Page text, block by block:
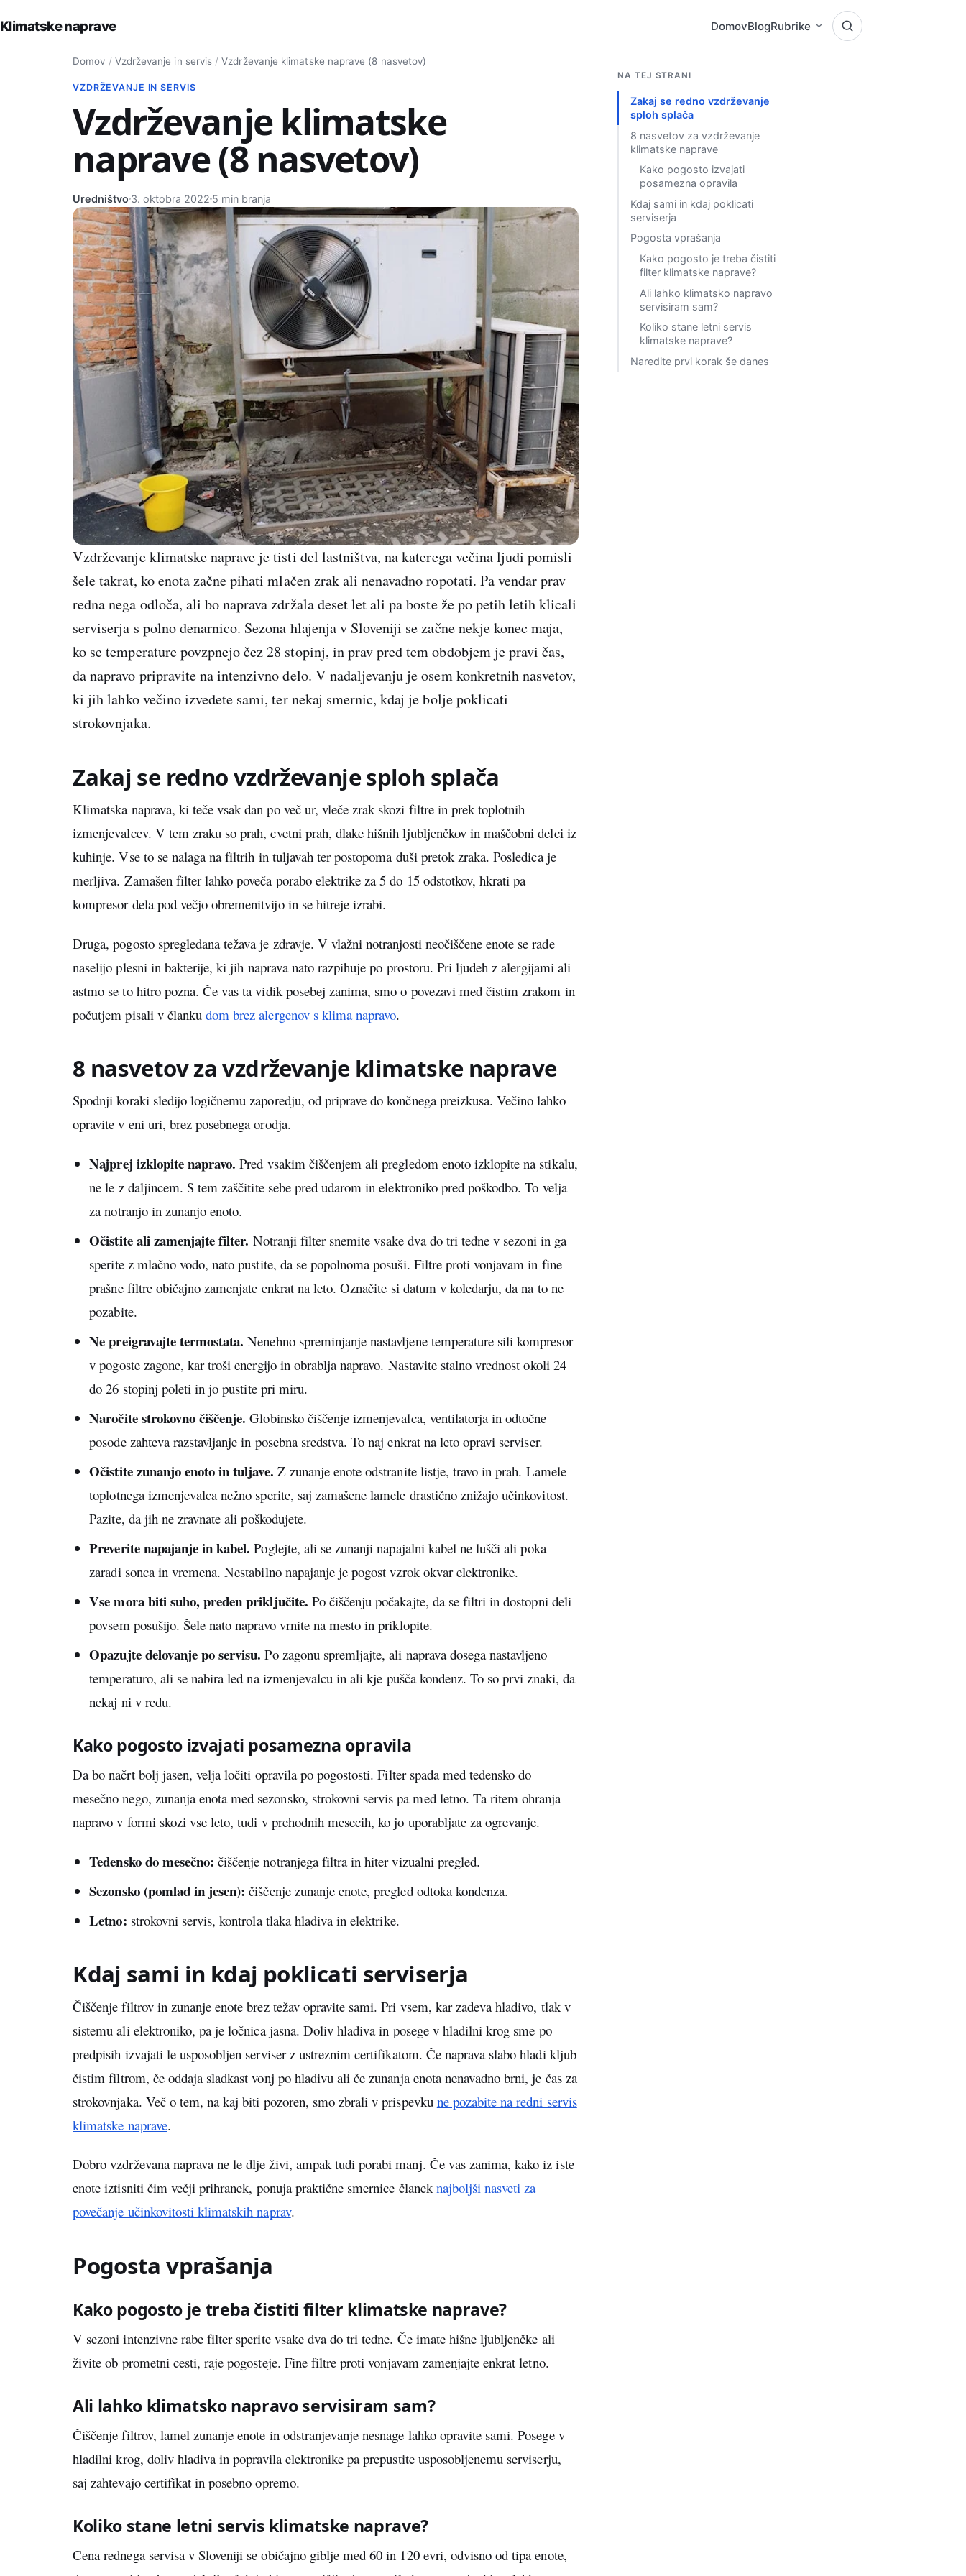
Klimatske naprave DomovBlogRubrike
Iskanje po strani
Domov / Vzdrževanje in servis /Vzdrževanje klimatske naprave (8 nasvetov)
VZDRŽEVANJE IN SERVIS
Vzdrževanje klimatske
naprave (8 nasvetov)
Uredništvo 3. oktobra 2022 5 min branja
Vzdrževanje klimatske naprave je tisti del lastništva, na katerega večina ljudi pomisli
šele takrat, ko enota začne pihati mlačen zrak ali nenavadno ropotati. Pa vendar prav
redna nega odloča, ali bo naprava zdržala deset let ali pa boste že po petih letih klicali
serviserja s polno denarnico. Sezona hlajenja v Sloveniji se začne nekje konec maja,
ko se temperature povzpnejo čez 28 stopinj, in prav pred tem obdobjem je pravi čas,
da napravo pripravite na intenzivno delo. V nadaljevanju je osem konkretnih nasvetov,
ki jih lahko večino izvedete sami, ter nekaj smernic, kdaj je bolje poklicati
strokovnjaka.
Zakaj se redno vzdrževanje sploh splača
Klimatska naprava, ki teče vsak dan po več ur, vleče zrak skozi filtre in prek toplotnih
izmenjevalcev. V tem zraku so prah, cvetni prah, dlake hišnih ljubljenčkov in maščobni delci iz
kuhinje. Vse to se nalaga na filtrih in tuljavah ter postopoma duši pretok zraka. Posledica je
merljiva. Zamašen filter lahko poveča porabo elektrike za 5 do 15 odstotkov, hkrati pa
kompresor dela pod večjo obremenitvijo in se hitreje izrabi.
Druga, pogosto spregledana težava je zdravje. V vlažni notranjosti neočiščene enote se rade
naselijo plesni in bakterije, ki jih naprava nato razpihuje po prostoru. Pri ljudeh z alergijami ali
astmo se to hitro pozna. Če vas ta vidik posebej zanima, smo o povezavi med čistim zrakom in
počutjem pisali v člankudom brez alergenov s klima napravo.
8 nasvetov za vzdrževanje klimatske naprave
Spodnji koraki sledijo logičnemu zaporedju, od priprave do končnega preizkusa. Večino lahko
opravite v eni uri, brez posebnega orodja.
Najprej izklopite napravo. Pred vsakim čiščenjem ali pregledom enoto izklopite na stikalu,
ne le z daljincem. S tem zaščitite sebe pred udarom in elektroniko pred poškodbo. To velja
za notranjo in zunanjo enoto.
Očistite ali zamenjajte filter. Notranji filter snemite vsake dva do tri tedne v sezoni in ga
sperite z mlačno vodo, nato pustite, da se popolnoma posuši. Filtre proti vonjavam in fine
prašne filtre običajno zamenjate enkrat na leto. Označite si datum v koledarju, da na to ne
pozabite.
Ne preigravajte termostata. Nenehno spreminjanje nastavljene temperature sili kompresor
v pogoste zagone, kar troši energijo in obrablja napravo. Nastavite stalno vrednost okoli 24
do 26 stopinj poleti in jo pustite pri miru.
Naročite strokovno čiščenje. Globinsko čiščenje izmenjevalca, ventilatorja in odtočne
posode zahteva razstavljanje in posebna sredstva. To naj enkrat na leto opravi serviser.
Očistite zunanjo enoto in tuljave. Z zunanje enote odstranite listje, travo in prah. Lamele
toplotnega izmenjevalca nežno sperite, saj zamašene lamele drastično znižajo učinkovitost.
Pazite, da jih ne zravnate ali poškodujete.
Preverite napajanje in kabel. Poglejte, ali se zunanji napajalni kabel ne lušči ali poka
zaradi sonca in vremena. Nestabilno napajanje je pogost vzrok okvar elektronike.
Vse mora biti suho, preden priključite. Po čiščenju počakajte, da se filtri in dostopni deli
povsem posušijo. Šele nato napravo vrnite na mesto in priklopite.
Opazujte delovanje po servisu. Po zagonu spremljajte, ali naprava dosega nastavljeno
temperaturo, ali se nabira led na izmenjevalcu in ali kje pušča kondenz. To so prvi znaki, da
nekaj ni v redu.
Kako pogosto izvajati posamezna opravila
Da bo načrt bolj jasen, velja ločiti opravila po pogostosti. Filter spada med tedensko do
mesečno nego, zunanja enota med sezonsko, strokovni servis pa med letno. Ta ritem ohranja
napravo v formi skozi vse leto, tudi v prehodnih mesecih, ko jo uporabljate za ogrevanje.
Tedensko do mesečno: čiščenje notranjega filtra in hiter vizualni pregled.
Sezonsko (pomlad in jesen): čiščenje zunanje enote, pregled odtoka kondenza.
Letno: strokovni servis, kontrola tlaka hladiva in elektrike.
Kdaj sami in kdaj poklicati serviserja
Čiščenje filtrov in zunanje enote brez težav opravite sami. Pri vsem, kar zadeva hladivo, tlak v
sistemu ali elektroniko, pa je ločnica jasna. Doliv hladiva in posege v hladilni krog sme po
predpisih izvajati le usposobljen serviser z ustreznim certifikatom. Če naprava slabo hladi kljub
čistim filtrom, če oddaja sladkast vonj po hladivu ali če zunanja enota nenavadno brni, je čas za
strokovnjaka. Več o tem, na kaj biti pozoren, smo zbrali v prispevku ne pozabite na redni servis
klimatske naprave.
Dobro vzdrževana naprava ne le dlje živi, ampak tudi porabi manj. Če vas zanima, kako iz iste
enote iztisniti čim večji prihranek, ponuja praktične smernice članeknajboljši nasveti za
povečanje učinkovitosti klimatskih naprav.
Pogosta vprašanja
Kako pogosto je treba čistiti filter klimatske naprave?
V sezoni intenzivne rabe filter sperite vsake dva do tri tedne. Če imate hišne ljubljenčke ali
živite ob prometni cesti, raje pogosteje. Fine filtre proti vonjavam zamenjajte enkrat letno.
Ali lahko klimatsko napravo servisiram sam?
Čiščenje filtrov, lamel zunanje enote in odstranjevanje nesnage lahko opravite sami. Posege v
hladilni krog, doliv hladiva in popravila elektronike pa prepustite usposobljenemu serviserju,
saj zahtevajo certifikat in posebno opremo.
Koliko stane letni servis klimatske naprave?
Cena rednega servisa v Sloveniji se običajno giblje med 60 in 120 evri, odvisno od tipa enote,
NA TEJ STRANI
Zakaj se redno vzdrževanje
sploh splača
8 nasvetov za vzdrževanje
klimatske naprave
Kako pogosto izvajati
posamezna opravila
Kdaj sami in kdaj poklicati
serviserja
Pogosta vprašanja
Kako pogosto je treba čistiti
filter klimatske naprave?
Ali lahko klimatsko napravo
servisiram sam?
Koliko stane letni servis
klimatske naprave?
Naredite prvi korak še danes